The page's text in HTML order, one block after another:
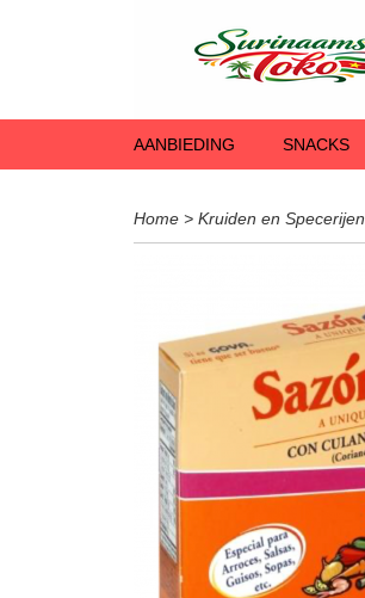
AANBIEDING SNACKS
Home > Kruiden en Specerijen